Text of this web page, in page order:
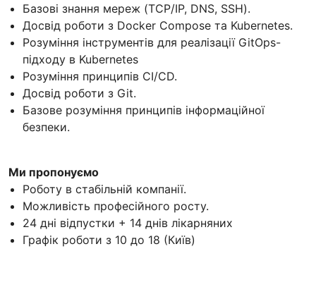
Базові знання мереж (TCP/IP, DNS, SSH).
Досвід роботи з Docker Compose та Kubernetes.
Розуміння інструментів для реалізації GitOps-
підходу в Kubernetes
Розуміння принципів CI/CD.
Досвід роботи з Git.
Базове розуміння принципів інформаційної
безпеки.
Ми пропонуємо
Роботу в стабільній компанії.
Можливість професійного росту.
24 дні відпустки + 14 днів лікарняних
Графік роботи з 10 до 18 (Київ)